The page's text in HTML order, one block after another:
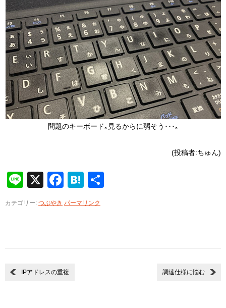
問題のキーボード｡見るからに弱そう･･･｡
(投稿者:ちゅん)
Line
X Facebook
Hatena
カテゴリー: つぶやき パーマリンク
IPアドレスの重複 調達仕様に悩む